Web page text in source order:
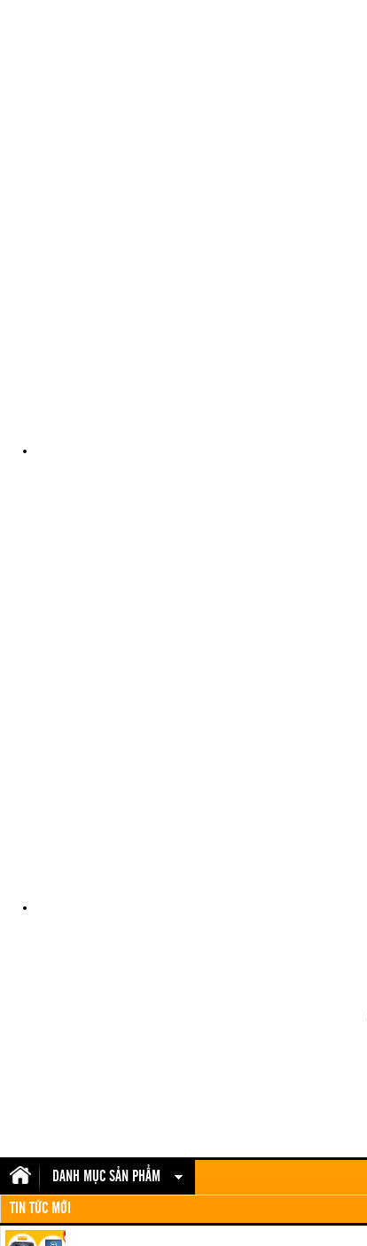
DANH MỤC SẢN PHẨM
TIN TỨC MỚI